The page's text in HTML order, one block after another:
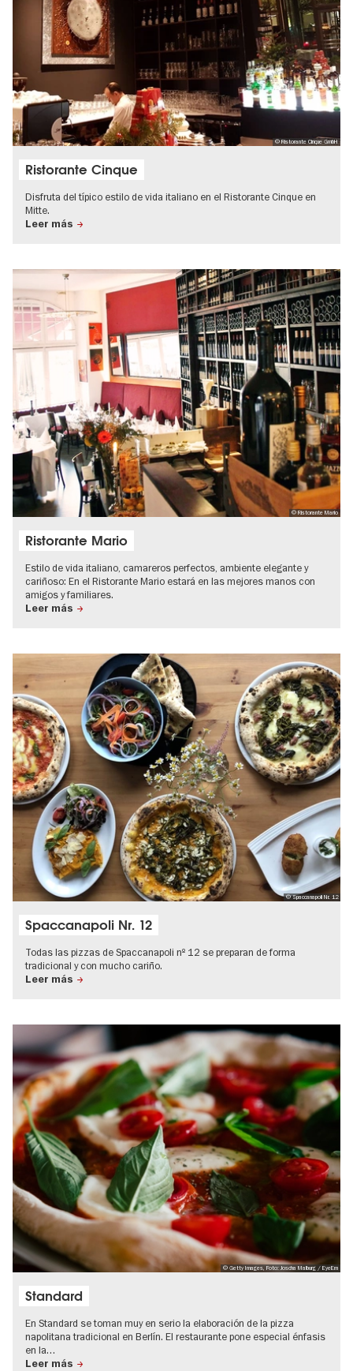
© Ristorante Cinque GmbH
Ristorante Cinque
Disfruta del típico estilo de vida italiano en el Ristorante Cinque en
Mitte.
Leer más
© Ristorante Mario
Ristorante Mario
Estilo de vida italiano, camareros perfectos, ambiente elegante y
cariñoso: En el Ristorante Mario estará en las mejores manos con
amigos y familiares.
Leer más
© Spaccanapoli Nr. 12
Spaccanapoli Nr. 12
Todas las pizzas de Spaccanapoli nº 12 se preparan de forma
tradicional y con mucho cariño.
Leer más
© Getty Images, Foto: Joscha Malburg / EyeEm
Standard
En Standard se toman muy en serio la elaboración de la pizza
napolitana tradicional en Berlín. El restaurante pone especial énfasis
en la…
Leer más